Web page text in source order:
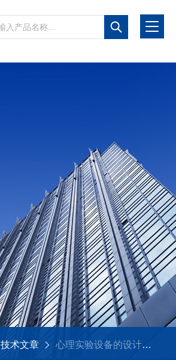
技术文章 心理实验设备的设计如何影响实验的可靠性？